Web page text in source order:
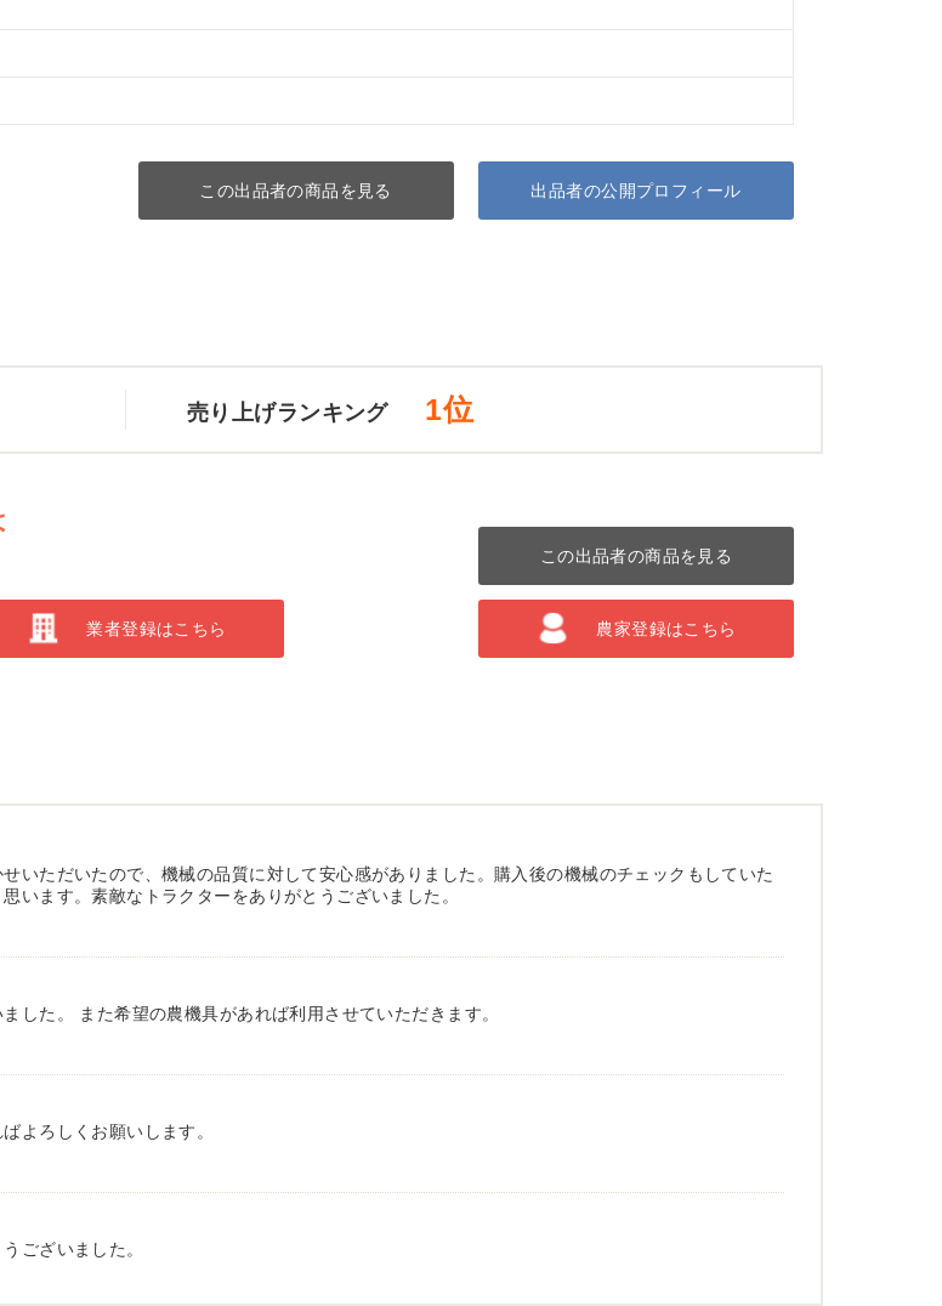
この出品者の商品を見る 出品者の公開プロフィール
売り上げランキング 1位
この出品者の商品を見る
業者登録はこちら 農家登録はこちら
いただいたので、機械の品質に対して安心感がありました。購入後の機械のチェックもしていた
います。素敵なトラクターをありがとうございました。
した。 また希望の農機具があれば利用させていただきます。
よろしくお願いします。
ございました。